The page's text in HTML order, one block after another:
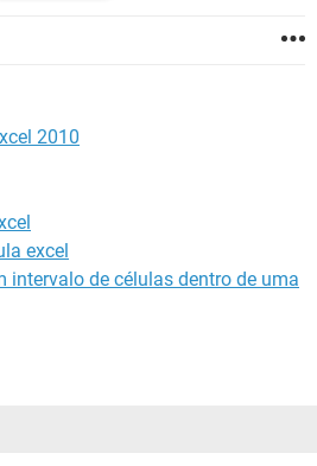
quantas vezes aparece texto
os números? No exemplo
apenas como
CONTAR.SE(n9:v9;n9:v9&""))
para além do texto
:(
para dar só o texto?
2010
excel
intervalo de células dentro de uma